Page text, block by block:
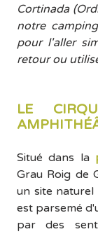
Cortinada
notre
pour l'aller
retour ou
LE
Situé dans la
Grau Roig de
un site naturel
est parsemé
par des